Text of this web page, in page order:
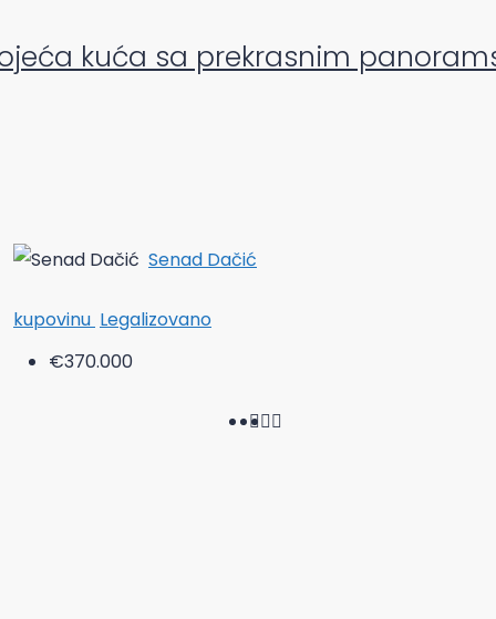
kuća sa prekrasnim
Senad Dačić
kupovinu Legalizovano
€370.000